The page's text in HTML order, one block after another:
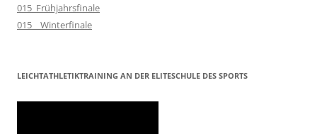
015_Frühjahrsfinale
015__Winterfinale
LEICHTATHLETIKTRAINING AN DER ELITESCHULE DES SPORTS